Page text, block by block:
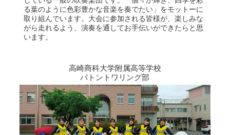
る葉のように色彩豊かな音楽を奏でたい」をモットーに
取り組んでいます。大会に参加される皆様が、楽しみな
がら走れるよう、演奏を通してお手伝いができたらと思
います。
高崎商科大学附属高等学校
バトントワリング部